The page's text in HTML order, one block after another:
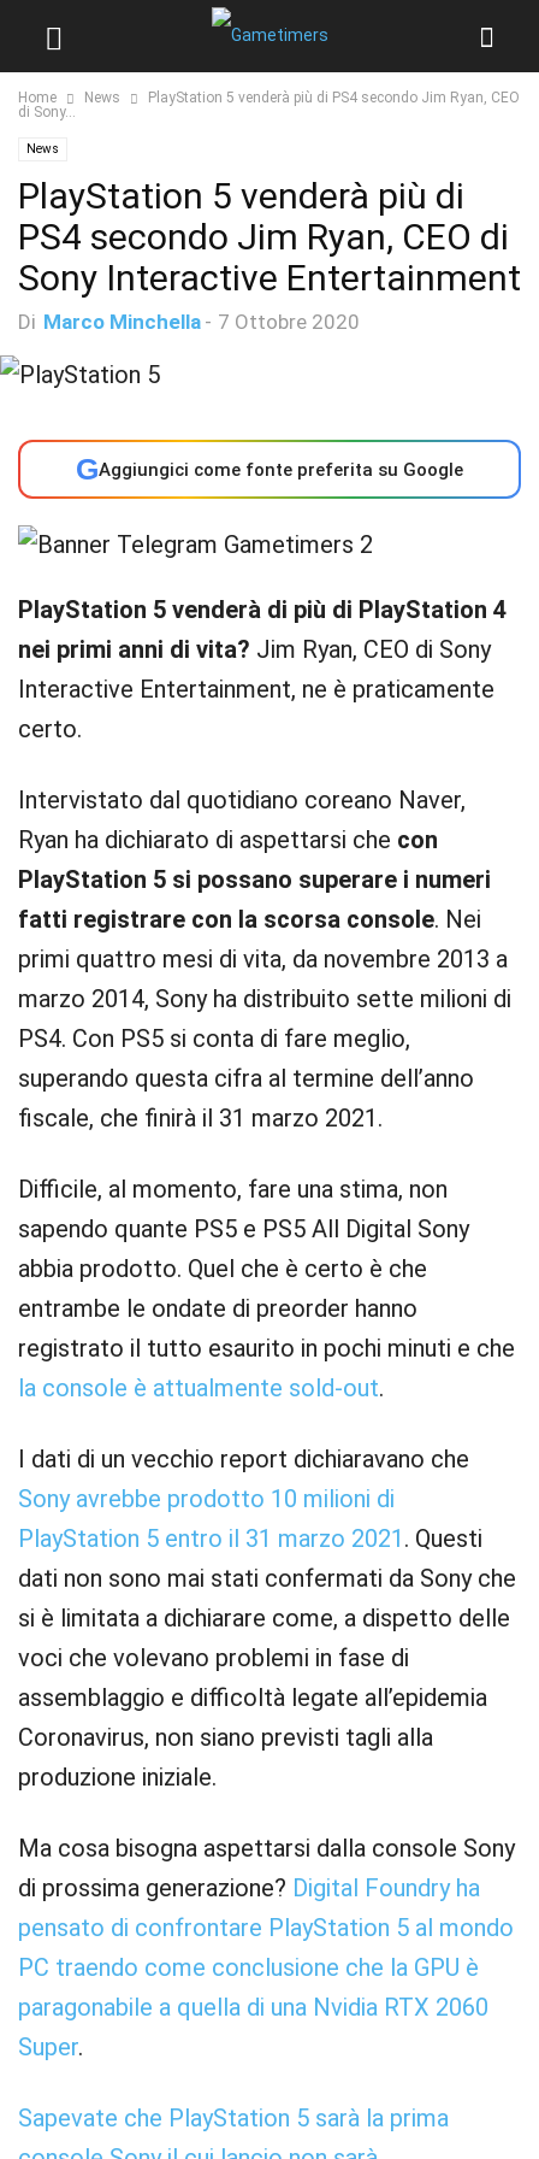
Home News
PlayStation 5 venderà più di PS4 secondo Jim Ryan, CEO
di Sony...
News
PlayStation 5 venderà più di
PS4 secondo Jim Ryan, CEO di
Sony Interactive Entertainment
Di Marco Minchella - 7 Ottobre 2020
GAggiungici come fonte preferita su Google
PlayStation 5 venderà di più di PlayStation 4
nei primi anni di vita? Jim Ryan, CEO di Sony
Interactive Entertainment, ne è praticamente
certo.
Intervistato dal quotidiano coreano Naver,
Ryan ha dichiarato di aspettarsi che con
PlayStation 5 si possano superare i numeri
fatti registrare con la scorsa console. Nei
primi quattro mesi di vita, da novembre 2013 a
marzo 2014, Sony ha distribuito sette milioni di
PS4. Con PS5 si conta di fare meglio,
superando questa cifra al termine dell’anno
fiscale, che finirà il 31 marzo 2021.
Difficile, al momento, fare una stima, non
sapendo quante PS5 e PS5 All Digital Sony
abbia prodotto. Quel che è certo è che
entrambe le ondate di preorder hanno
registrato il tutto esaurito in pochi minuti e che
la console è attualmente sold-out.
I dati di un vecchio report dichiaravano che
Sony avrebbe prodotto 10 milioni di
PlayStation 5 entro il 31 marzo 2021 . Questi
dati non sono mai stati confermati da Sony che
si è limitata a dichiarare come, a dispetto delle
voci che volevano problemi in fase di
assemblaggio e difficoltà legate all’epidemia
Coronavirus, non siano previsti tagli alla
produzione iniziale.
Ma cosa bisogna aspettarsi dalla console Sony
di prossima generazione? Digital Foundry ha
pensato di confrontare PlayStation 5 al mondo
PC traendo come conclusione che la GPU è
paragonabile a quella di una Nvidia RTX 2060
Super.
Sapevate che PlayStation 5 sarà la prima